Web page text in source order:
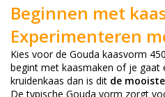
Beginnen met
Experimenteren
Kies voor de Gouda kaasvorm
begint met kaasmaken of je gaat
kruidenkaas dan is dit de
De typische Gouda vorm zorgt